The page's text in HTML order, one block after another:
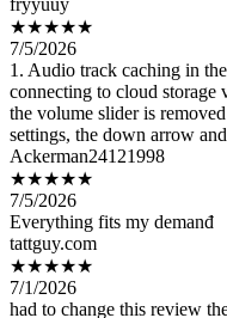
7/5/2026
1. Audio track caching in
connecting to cloud
the volume slider is
settings, the down arrow
Ackerman24121998
★★★★★
7/5/2026
Everything fits my demanđ
tattguy.com
★★★★★
7/1/2026
had to change this review
perfect no issues! amazing
bajajshsh